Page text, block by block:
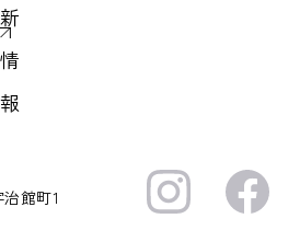
新
情
報
館町1